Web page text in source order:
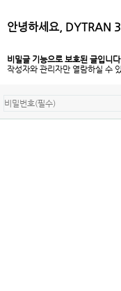
안녕하세요, DYTRAN
비밀글 기능으로 보호된 글입니
작성자와 관리자만 열람하실 수